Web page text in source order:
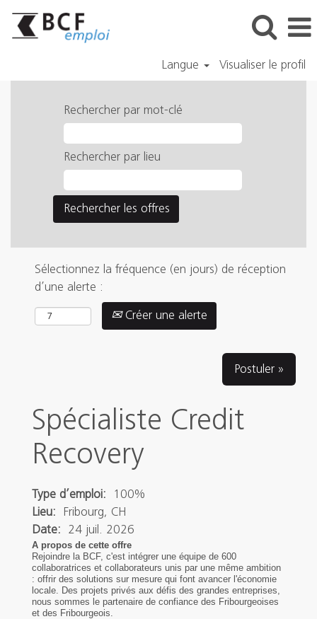
Langue Visualiser le profil
Rechercher par mot-clé
Rechercher par lieu
Sélectionnez la fréquence (en jours) de réception
d’une alerte :
Créer une alerte
Postuler »
Spécialiste Credit
Recovery
Type d’emploi:
100%
Lieu:
Fribourg, CH
Date: 24 juil. 2026
A propos de cette offre
Rejoindre la BCF, c'est intégrer une équipe de 600
collaboratrices et collaborateurs unis par une même ambition
: offrir des solutions sur mesure qui font avancer l'économie
locale. Des projets privés aux défis des grandes entreprises,
nous sommes le partenaire de confiance des Fribourgeoises
et des Fribourgeois.